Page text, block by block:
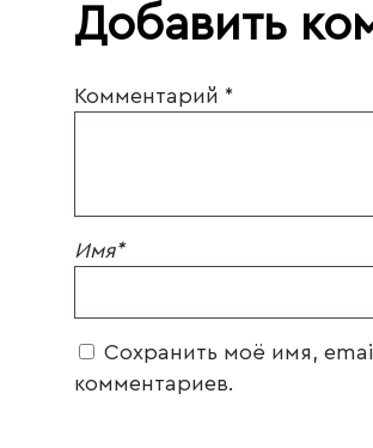
Добавить
Комментарий *
Имя*
Сохранить моё имя,
комментариев.